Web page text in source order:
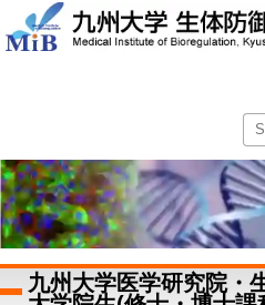
九州大学医学研究院・